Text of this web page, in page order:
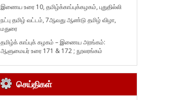
இணைய உரை 10, தமிழ்க்காப்புக்கழகம், புதுதில்லி
நட்பு தமிழ் வட்டம், 7ஆவது ஆண்டு தமிழ் விழா,
மதுரை
தமிழ்க் காப்புக் கழகம் – இணைய அரங்கம்:
ஆளுமையர் உரை 171 & 172 ; நூலரங்கம்
செய்திகள்